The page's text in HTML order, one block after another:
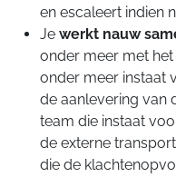
en escaleert indien
Je werkt nauw
onder meer met
onder meer instaat
de aanlevering van
team die instaat
de externe
die de